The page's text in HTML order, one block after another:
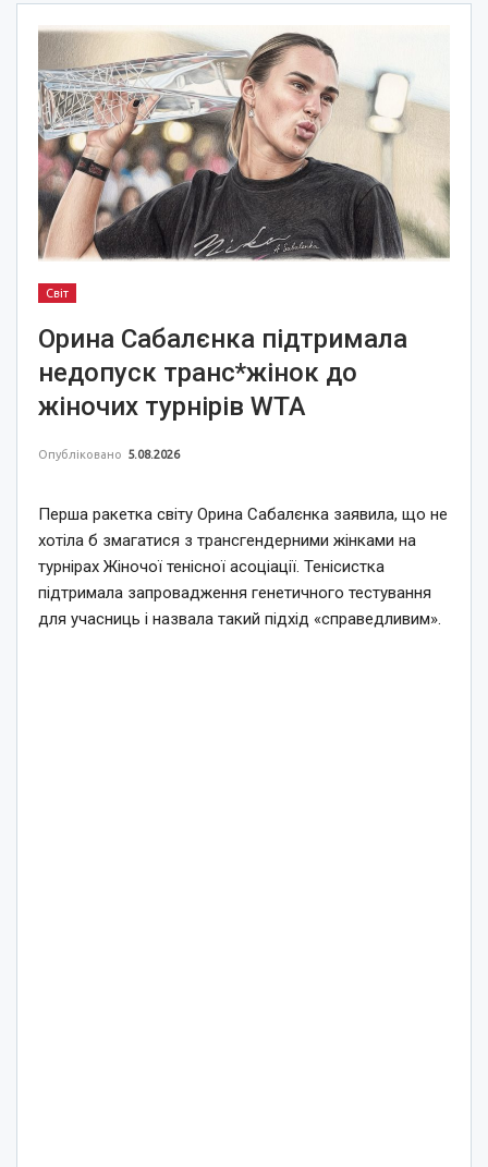
Світ
Орина Сабалєнка підтримала
недопуск транс*жінок до
жіночих турнірів WTA
Опубліковано 5.08.2026
Перша ракетка світу Орина Сабалєнка заявила, що не
хотіла б змагатися з трансгендерними жінками на
турнірах Жіночої тенісної асоціації. Тенісистка
підтримала запровадження генетичного тестування
для учасниць і назвала такий підхід «справедливим».